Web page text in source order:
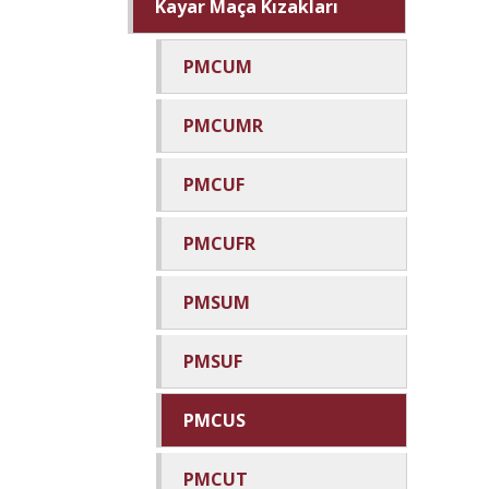
Kayar Maça Kızakları
PMCUM
PMCUMR
PMCUF
PMCUFR
PMSUM
PMSUF
PMCUS
PMCUT